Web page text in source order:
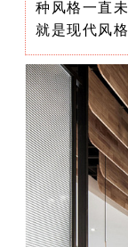
种风格一直
就是现代风格